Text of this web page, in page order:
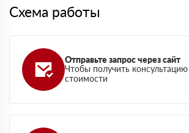
Схема работы
Отправьте запрос через сайт
Чтобы получить консультацию
стоимости